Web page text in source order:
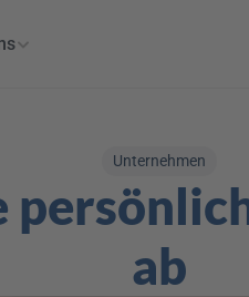
Unternehmen
ab